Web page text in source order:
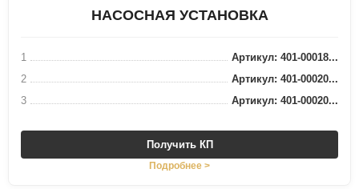
НАСОСНАЯ УСТАНОВКА
1
Артикул: 401-00018...
2
Артикул: 401-00020...
3
Артикул: 401-00020...
Получить КП
Подробнее >